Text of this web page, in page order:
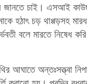
জানতে চাই। এসআই
হঠাৎ চড় থাপ্পড়সহ
বলে মারতে নিষেধ
আঘাতে অন্তঃসত্ত্বা